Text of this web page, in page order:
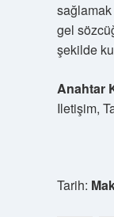
sağlamak
gel
şekilde
Anahtar
Iletişim,
Tarih: